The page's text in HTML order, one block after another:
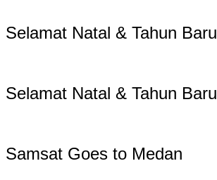
Selamat Natal & Tahun Baru
Selamat Natal & Tahun Baru
Samsat Goes to Medan